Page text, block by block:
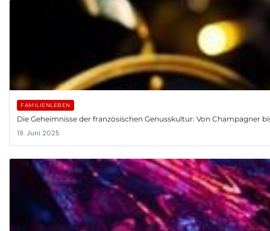
FAMILIENLEBEN
Die Geheimnisse der französischen Genusskultur: Von Champagner
19. Juni 2025